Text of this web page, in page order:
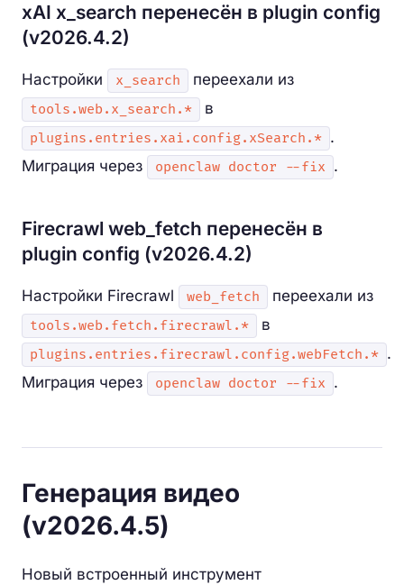
xAI x_search перенесён в plugin config
(v2026.4.2)
Настройки x_search переехали из
tools.web.x_search.* в
plugins.entries.xai.config.xSearch.* .
Миграция через
openclaw doctor --fix .
Firecrawl web_fetch перенесён в
plugin config (v2026.4.2)
Настройки Firecrawl web_fetch переехали из
tools.web.fetch.firecrawl.* в
plugins.entries.firecrawl.config.webFetch.* .
Миграция через
openclaw doctor --fix .
Генерация видео
(v2026.4.5)
Новый встроенный инструмент